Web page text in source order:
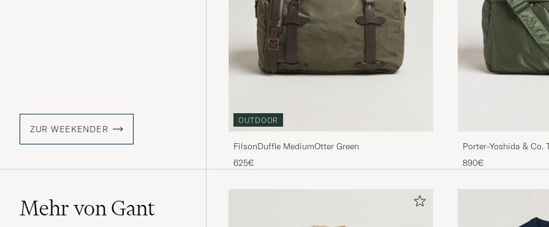
ZUR WEEKENDER
OUTDOOR
FilsonDuffle MediumOtter Green
625€
Porter-Yoshida & Co.
Green
890€
Mehr von Gant